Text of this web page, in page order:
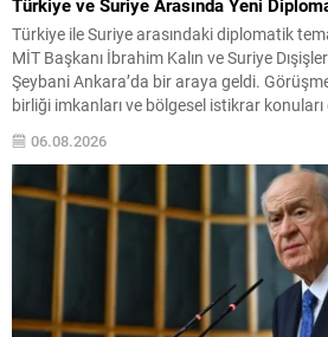
Türkiye ile Suriye arasındaki diplomatik
MİT Başkanı İbrahim Kalın ve Suriye
Şeybani Ankara’da bir araya geldi.
birliği imkanları ve bölgesel istikrar konuları
üzerinde mutabık kaldı; ayrıca Suriye-
06.08.2026